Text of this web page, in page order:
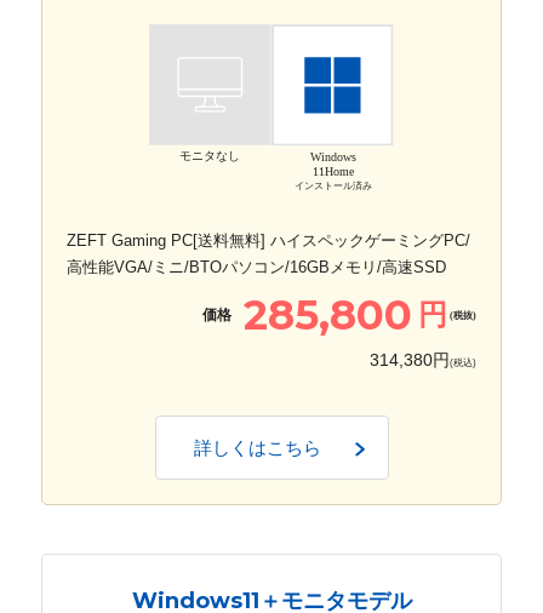
モニタなし
Windows
11Home
インストール済み
ZEFT Gaming PC[送料無料] ハイスペックゲーミングPC/
高性能VGA/ミニ/BTOパソコン/16GBメモリ/高速SSD
価格 285,800 円 (税抜)
314,380円 (税込)
詳しくはこちら
Windows11＋モニタモデル